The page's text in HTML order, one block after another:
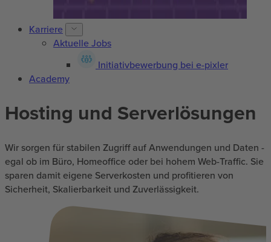
Karriere
Aktuelle Jobs
Initiativbewerbung bei e-pixler
Academy
Hosting und Serverlösungen
Wir sorgen für stabilen Zugriff auf Anwendungen und Daten -
egal ob im Büro, Homeoffice oder bei hohem Web-Traffic. Sie
sparen damit eigene Serverkosten und profitieren von
Sicherheit, Skalierbarkeit und Zuverlässigkeit.